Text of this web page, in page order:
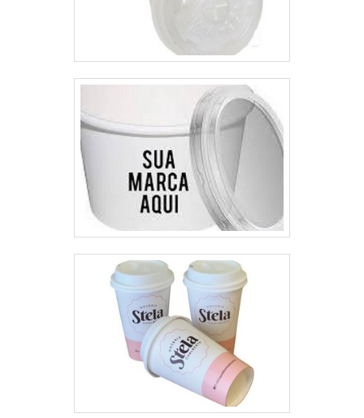
plásticas flexíveis. O foco é
oferecer sempre a qualidade final
para fidelização do cliente com
EMPRESA NO SEGMENTONa
Plásticos Araken é possível
encontrar o que há de melhor em
fabricação de embalagens
plásticas flexíveis. É sempre a
opção mais confiável,
disponibilizando itens como
cobertura para cadáveres e saco
para acondicionamento de
resíduos tóxicos com ótima
qualidade e
precisão.Apresentando produtos
de alto padrão, a empresa conta
com profissionais especializados
e instalações modernas e em
bom estado, conquistando então